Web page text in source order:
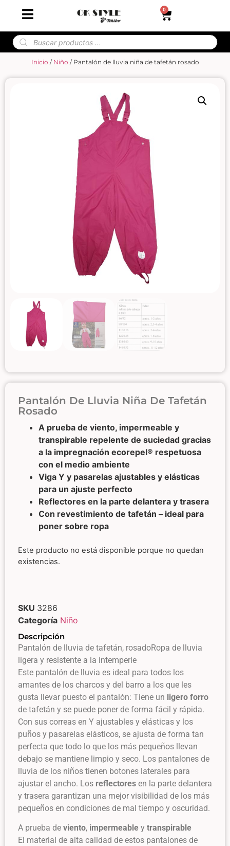
0
Inicio / Niño / Pantalón de lluvia niña de tafetán rosado
Pantalón De Lluvia Niña De Tafetán
Rosado
A prueba de viento, impermeable y
transpirable repelente de suciedad gracias
a la impregnación ecorepel® respetuosa
con el medio ambiente
Viga Y y pasarelas ajustables y elásticas
para un ajuste perfecto​
Reflectores en la parte delantera y trasera
Con revestimiento de tafetán – ideal para
poner sobre ropa
Este producto no está disponible porque no quedan
existencias.
SKU 3286
Categoría Niño
Descripción
Pantalón de lluvia de tafetán, rosado​Ropa de lluvia
ligera y resistente a la intemperie
Este pantalón de lluvia es ideal para todos los
amantes de los charcos y del barro a los que les
gusta llevar puesto el pantalón: Tiene un ligero forro
de tafetán y se puede poner de forma fácil y rápida.
Con sus correas en Y ajustables y elásticas y los
puños y pasarelas elásticos, se ajusta de forma tan
perfecta que todo lo que los más pequeños llevan
debajo se mantiene limpio y seco. Los pantalones de
lluvia de los niños tienen botones laterales para
ajustar el ancho. Los reflectores en la parte delantera
y trasera garantizan una mejor visibilidad de los más
pequeños en condiciones de mal tiempo y oscuridad.
A prueba de viento, impermeable y transpirable
El material de alta calidad de estos pantalones de